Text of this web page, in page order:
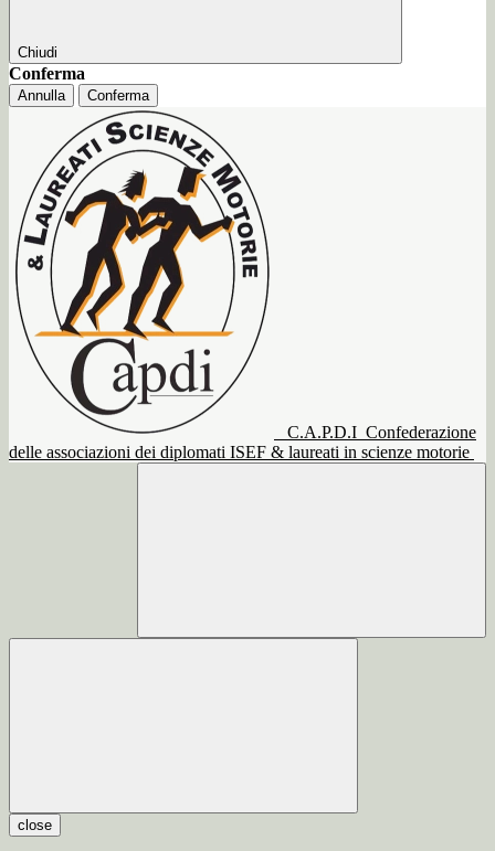
Chiudi
Conferma
Annulla Conferma
C.A.P.D.I Confederazione
delle associazioni dei diplomati ISEF & laureati in scienze motorie
close